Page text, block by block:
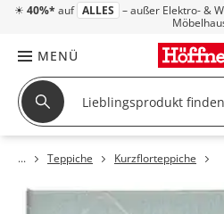
☀ 40%* auf ALLES – außer Elektro- &
MENÜ
Teppiche Kurzflorteppiche